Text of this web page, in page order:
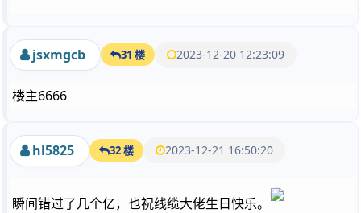
jsxmgcb 31 楼 2023-12-20 12:23:09
楼主6666
hl5825 32 楼 2023-12-21 16:50:20
瞬间错过了几个亿，也祝线缆大佬生日快乐。